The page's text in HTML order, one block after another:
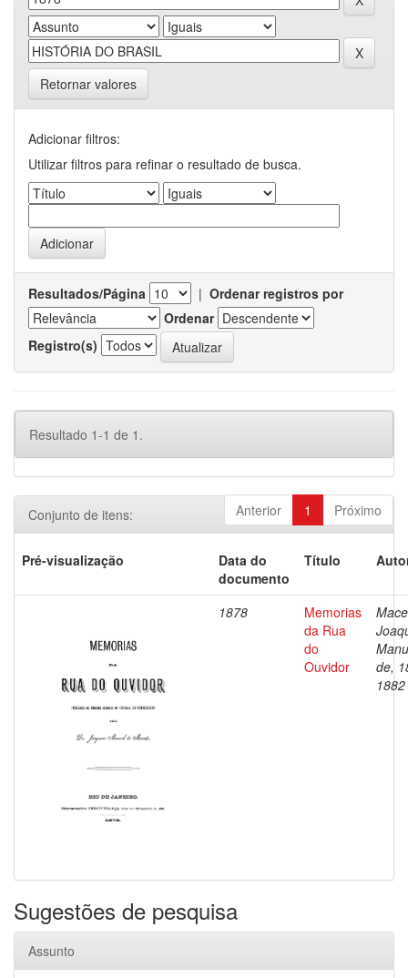
Retornar valores
Adicionar filtros:
Utilizar filtros para refinar o resultado de busca.
Resultados/Página | Ordenar registros por
Ordenar
Registro(s)
Resultado 1-1 de 1.
Anterior 1 Próximo
Conjunto de itens:
Pré-visualização
Data do
documento
Título
1878
Memorias
da Rua
do
Ouvidor
de,
1882
Sugestões de pesquisa
Assunto